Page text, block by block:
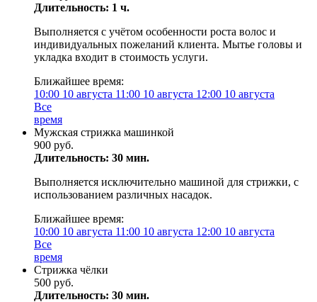
Длительность: 1 ч.
Выполняется с учётом особенности роста волос и
индивидуальных пожеланий клиента. Мытье головы и
укладка входит в стоимость услуги.
Ближайшее время:
10:00 10 августа 11:00 10 августа 12:00 10 августа
Все
время
Мужская стрижка машинкой
900 руб.
Длительность: 30 мин.
Выполняется исключительно машиной для стрижки, с
использованием различных насадок.
Ближайшее время:
10:00 10 августа 11:00 10 августа 12:00 10 августа
Все
время
Стрижка чёлки
500 руб.
Длительность: 30 мин.